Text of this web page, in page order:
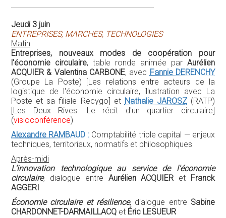
Alexandre RAMBAUD :Comptabilité triple capital — enjeux
Après-midi
L'innovation technologique au service de l'économie
circulaire, dialogue entreAurélien ACQUIERetFranck
AGGERI
Économie circulaire et résilience , dialogue entreSabine
CHARDONNET-DARMAILLACQetÉric LESUEUR
Vendredi 4 juin
SÉANCE CONCLUSIVE
Matin
Rapport d'étonnement des étudiants
Aurélien ACQUIER, Franck AGGERI, Valentina CARBONE,
Éric LESUEUR & Olivier LECOINTE : Synthèse
Après-midi
DÉPARTS